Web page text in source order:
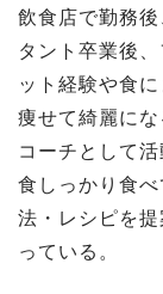
飲食店で勤務
タント卒業後
ット経験や食
痩せて綺麗に
コーチとして
食しっかり食
法・レシピを
っている。